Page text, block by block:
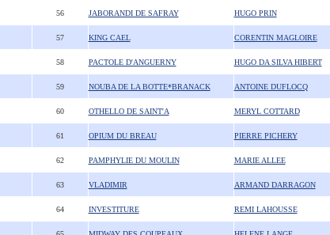
56 JABORANDI DE SAFRAY HUGO PRIN
57 KING CAEL CORENTIN MAGLOIRE
58 PACTOLE D'ANGUERNY HUGO DA SILVA HIBERT
59 NOUBA DE LA BOTTE*BRANACK ANTOINE DUFLOCQ
60 OTHELLO DE SAINT'A MERYL COTTARD
61 OPIUM DU BREAU PIERRE PICHERY
62 PAMPHYLIE DU MOULIN MARIE ALLEE
63 VLADIMIR ARMAND DARRAGON
64 INVESTITURE REMI LAHOUSSE